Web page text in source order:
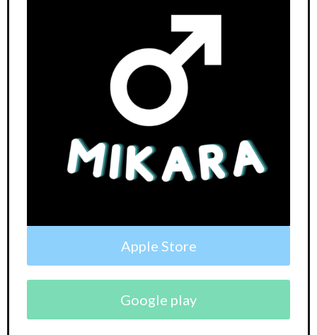
Apple Store
Google play